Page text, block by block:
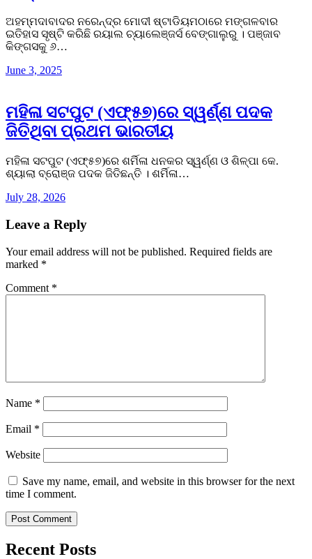
ଅହମ୍ମଦାବାଦର ନରେନ୍ଦ୍ର ମୋଦୀ ଷ୍ଟାଡିୟମଠାରେ ମଙ୍ଗଳବାର
ଇତିହାସ ସୃଷ୍ଟି କରିଛି ରୟାଲ ଚ୍ୟାଲେଞ୍ଜର୍ସ ବେଙ୍ଗାଲୁରୁ । ପଞ୍ଜାବ
କିଙ୍ଗସକୁ ୬…
June 3, 2025
ମହିଳା ସଟପୁଟ (ଏଫ୍୫୭)ରେ ସ୍ୱର୍ଣ୍ଣ ପଦକ
ଜିତିଥିବା ପ୍ରଥମ ଭାରତୀୟ
ମହିଳା ସଟପୁଟ (ଏଫ୍୫୭)ରେ ଶର୍ମିଳା ଧନକର ସ୍ୱର୍ଣ୍ଣ ଓ ଶିଳ୍ପା କେ.
ଶ୍ୟାଲା ବ୍ରୋଞ୍ଜ ପଦକ ଜିତିଛନ୍ତି । ଶର୍ମିଳା…
July 28, 2026
Leave a Reply
Your email address will not be published. Required fields are
marked *
Comment *
Name *
Email *
Website
Save my name, email, and website in this browser for the next
time I comment.
Recent Posts